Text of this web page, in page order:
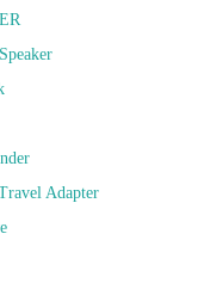
Adapter